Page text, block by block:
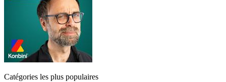
Catégories les plus populaires